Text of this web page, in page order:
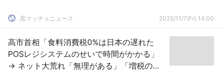
黒マッチョニュース 2025/11/7(Fr) 14:00
高市首相「食料消費税0%は日本の遅れた
POSレジシステムのせいで時間がかかる」
→ ネット大荒れ「無理がある」「増税の時